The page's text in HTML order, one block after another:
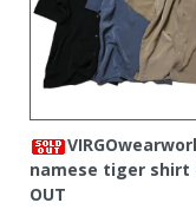
namese tiger shirt
OUT